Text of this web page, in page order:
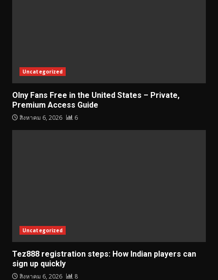
Uncategorized
Olny Fans Free in the United States – Private,
Premium Access Guide
สิงหาคม 6, 2026 6
Uncategorized
Tez888 registration steps: How Indian players can
sign up quickly
สิงหาคม 6, 2026 8